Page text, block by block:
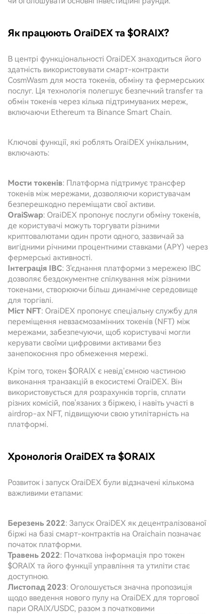
Як працюють OraiDEX та $ORAIX?
В центрі функціональності OraiDEX знаходиться його
здатність використовувати смарт-контракти
CosmWasm для моста токенів, обміну та фермерських
послуг. Ця технологія полегшує безпечний transfer та
обмін токенів через кілька підтримуваних мереж,
включаючи Ethereum та Binance Smart Chain.
Ключові функції, які роблять OraiDEX унікальним,
включають:
Мости токенів: Платформа підтримує трансфер
токенів між мережами, дозволяючи користувачам
безперешкодно переміщати свої активи.
OraiSwap: OraiDEX пропонує послуги обміну токенів,
де користувачі можуть торгувати різними
криптовалютами один проти одного, зазвичай за
вигідними річними процентними ставками (APY) через
фермерські активності.
Інтеграція IBC: З'єднання платформи з мережею IBC
дозволяє бездокументне спілкування між різними
токенами, створюючи більш динамічне середовище
для торгівлі.
Міст NFT: OraiDEX пропонує спеціальну службу для
переміщення невзаємозамінних токенів (NFT) між
мережами, забезпечуючи, щоб користувачі могли
керувати своїми цифровими активами без
занепокоєння про обмеження мережі.
Крім того, токен $ORAIX є невід’ємною частиною
виконання транзакцій в екосистемі OraiDEX. Він
використовується для розрахунків торгів, сплати
різних комісій, пов'язаних з біржею, і навіть участі в
airdrop-ах NFT, підвищуючи свою утилітарність на
платформі.
Хронологія OraiDEX та $ORAIX
Розвиток і запуск OraiDEX були відзначені кількома
важливими етапами:
Березень 2022: Запуск OraiDEX як децентралізованої
біржі на базі смарт-контрактів на Oraichain позначає
початок платформи.
Травень 2022: Початкова інформація про токен
$ORAIX та його функції управління та утиліти стає
доступною.
Листопад 2023: Оголошується значна пропозиція
щодо введення нового пулу на OraiDEX для торгової
пари ORAIX/USDC, разом з початковими